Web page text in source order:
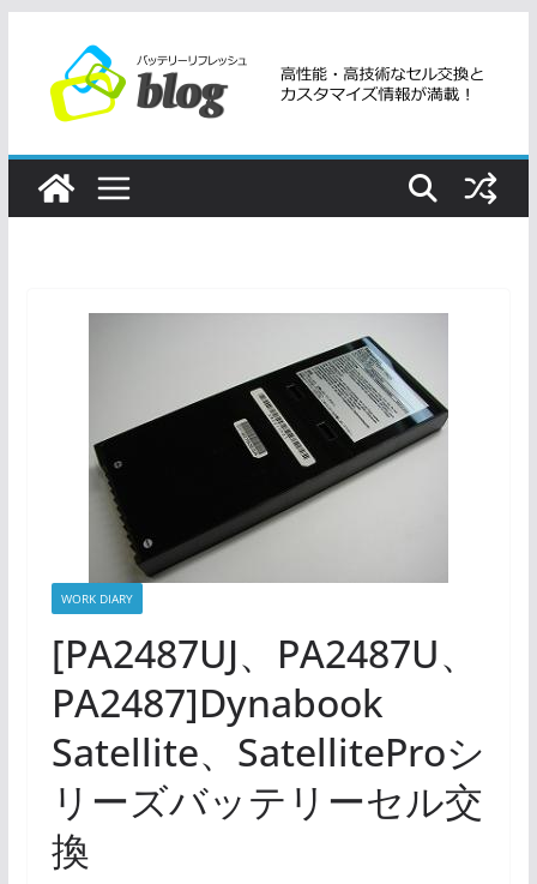
ツ
WORK DIARY
[PA2487UJ、PA2487U、
PA2487]Dynabook
Satellite、SatelliteProシ
リーズバッテリーセル交
換